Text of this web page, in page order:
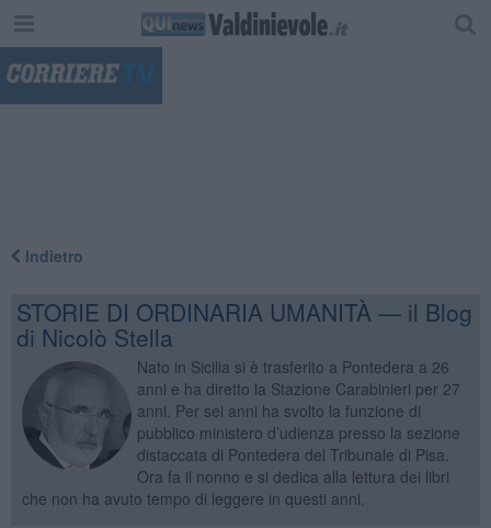
Indietro
STORIE DI ORDINARIA UMANITÀ — il Blog
di Nicolò Stella
Nato in Sicilia si è trasferito a Pontedera a 26
anni e ha diretto la Stazione Carabinieri per 27
anni. Per sei anni ha svolto la funzione di
pubblico ministero d’udienza presso la sezione
distaccata di Pontedera del Tribunale di Pisa.
Ora fa il nonno e si dedica alla lettura dei libri
che non ha avuto tempo di leggere in questi anni.